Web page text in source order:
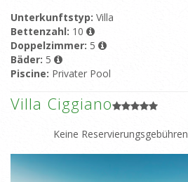
Unterkunftstyp: Villa
Bettenzahl: 10
Doppelzimmer: 5
Bäder: 5
Piscine: Privater Pool
Villa Ciggiano
Keine Reservierungsgebühren